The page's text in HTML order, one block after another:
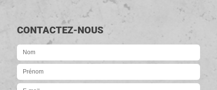
CONTACTEZ-NOUS